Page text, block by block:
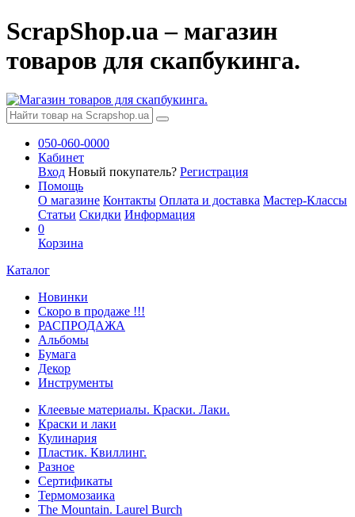
ScrapShop.ua – магазин
товаров для скапбукинга.
050-060-0000
Кабинет
Вход Новый покупатель? Регистрация
Помощь
О магазине Контакты Оплата и доставка Мастер-Классы
Статьи Скидки Информация
0
Корзина
Каталог
Новинки
Скоро в продаже !!!
РАСПРОДАЖА
Альбомы
Бумага
Декор
Инструменты
Клеевые материалы. Краски. Лаки.
Краски и лаки
Кулинария
Пластик. Квиллинг.
Разное
Сертификаты
Термомозаика
The Mountain. Laurel Burch